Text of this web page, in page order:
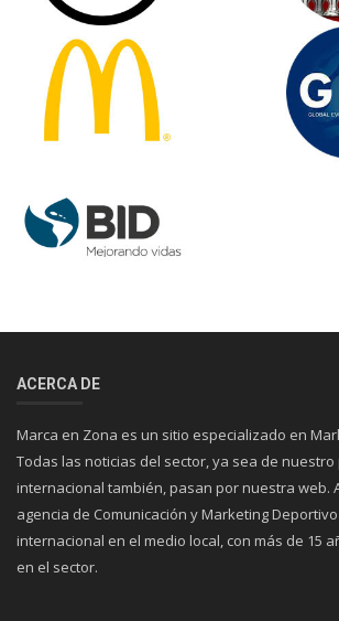
ACERCA DE
Marca en Zona es un sitio especializado en
Todas las noticias del sector, ya sea de nuestro
internacional también, pasan por nuestra web.
agencia de Comunicación y Marketing
internacional en el medio local, con más de 15
en el sector.